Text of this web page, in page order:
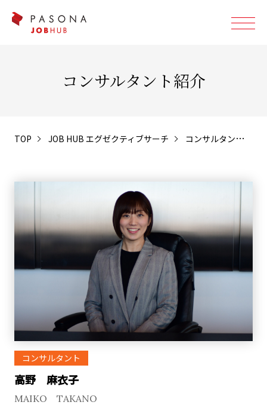
コンサルタント紹介
TOP JOB HUB エグゼクティブサーチ コンサルタント紹介
コンサルタント
高野 麻衣子
MAIKO TAKANO